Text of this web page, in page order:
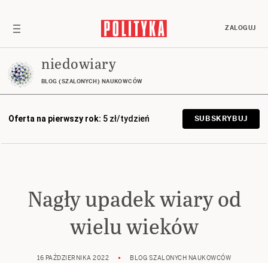
ZALOGUJ
niedowiary
BLOG (SZALONYCH) NAUKOWCÓW
Oferta na pierwszy rok: 5 zł/tydzień SUBSKRYBUJ
Nagły upadek wiary od
wielu wieków
16 PAŹDZIERNIKA 2022 BLOG SZALONYCH NAUKOWCÓW